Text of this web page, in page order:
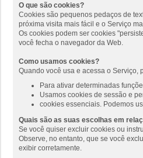
O que são cookies?
Cookies são pequenos pedaços de
próxima visita mais fácil e o Serviço
Os cookies podem ser cookies
você fecha o navegador da Web.
Como usamos cookies?
Quando você usa e acessa o Serviço,
Para ativar determinadas
Usamos cookies de sessão e
cookies essenciais. Podemos
Quais são as suas escolhas em
Se você quiser excluir cookies ou
Observe, no entanto, que se você
exibir corretamente.